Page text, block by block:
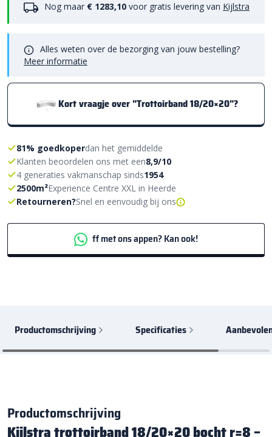
Nog maar € 1283,10 voor gratis levering van Kijlstra
Alles weten over de bezorging van jouw bestelling?
Meer informatie
Kort vraagje over "Trottoirband 18/20×20"?
81% goedkoperdan het gemiddelde
Klanten beoordelen ons met een8,9/10
4 generaties vakmanschap sinds1954
2500m²Experience Centre XXL in Heerde
Retourneren?Snel en eenvoudig bij ons
ff met ons appen? Kan ook!
Productomschrijving Specificaties
Productomschrijving
Kijlstra trottoirband 18/20×20 bocht r=8 –